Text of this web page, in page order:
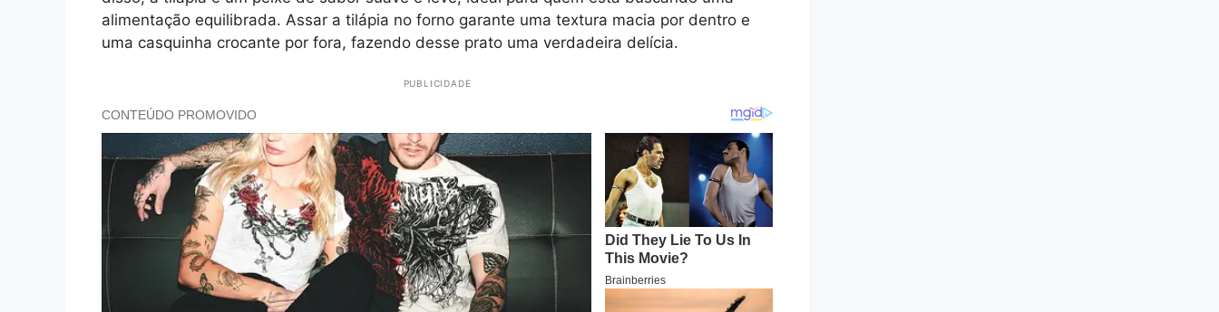
alimentação equilibrada. Assar a tilápia no forno garante uma textura macia por dentro e
uma casquinha crocante por fora, fazendo desse prato uma verdadeira delícia.
PUBLICIDADE